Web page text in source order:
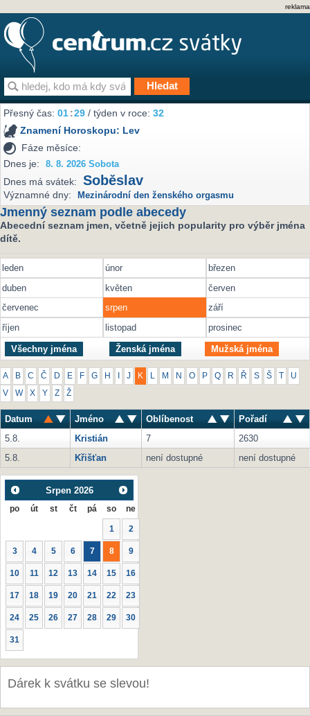
reklama
Přesný čas:01:29 / týden v roce:32
Znamení Horoskopu: Lev
Fáze měsíce:
Dnes je:
8. 8. 2026 Sobota
Dnes má svátek: Soběslav
Významné dny: Mezinárodní den ženského orgasmu
Jmenný seznam podle abecedy
Abecední seznam jmen, včetně jejich popularity pro výběr jména
dítě.
leden únor
březen
duben
květen
červen
červenec
srpen
září
říjen
listopad prosinec
Všechny jména Ženská jména Mužská jména
A B C Č D E F G H J K M N O P Q R Ř S Š U
V W X Y Z Ž
Datum Jméno Oblíbenost
Pořadí
5.8.
Kristián 7
2630
5.8.
Křišťan není dostupné není dostupné
Srpen 2026
po út st čt pá so ne
1 2
3 4 5 6 7 8 9
10 11 12 13 14 15 16
17 18 19 20 21 22 23
24 25 26 27 28 29 30
31
Dárek k svátku se slevou!